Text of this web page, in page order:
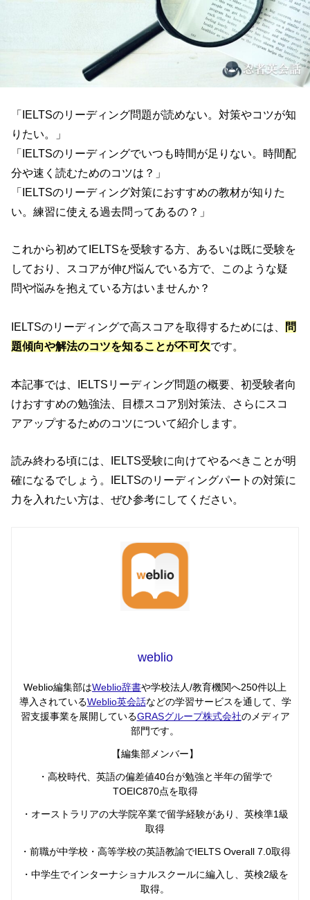
「IELTSのリーディング問題が読めない。対策やコツが知
りたい。」
「IELTSのリーディングでいつも時間が足りない。時間配
分や速く読むためのコツは？」
「IELTSのリーディング対策におすすめの教材が知りた
い。練習に使える過去問ってあるの？」
これから初めてIELTSを受験する方、あるいは既に受験を
しており、スコアが伸び悩んでいる方で、このような疑
問や悩みを抱えている方はいませんか？
IELTSのリーディングで高スコアを取得するためには、 問
題傾向や解法のコツを知ることが不可欠です。
本記事では、IELTSリーディング問題の概要、初受験者向
けおすすめの勉強法、目標スコア別対策法、さらにスコ
アアップするためのコツについて紹介します。
読み終わる頃には、IELTS受験に向けてやるべきことが明
確になるでしょう。IELTSのリーディングパートの対策に
力を入れたい方は、ぜひ参考にしてください。
weblio
Weblio編集部はWeblio辞書や学校法人/教育機関へ250件以上
導入されているWeblio英会話などの学習サービスを通して、学
習支援事業を展開しているGRASグループ株式会社のメディア
部門です。
【編集部メンバー】
・高校時代、英語の偏差値40台が勉強と半年の留学で
TOEIC870点を取得
・オーストラリアの大学院卒業で留学経験があり、英検準1級
取得
・前職が中学校・高等学校の英語教諭でIELTS Overall 7.0取得
・中学生でインターナショナルスクールに編入し、英検2級を
取得。